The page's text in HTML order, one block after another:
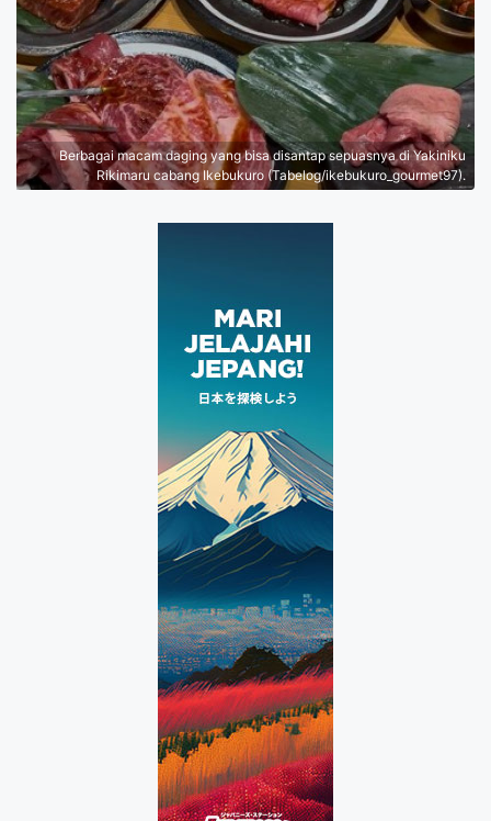
Berbagai macam daging yang bisa disantap sepuasnya di Yakiniku
Rikimaru cabang Ikebukuro (Tabelog/ikebukuro_gourmet97).